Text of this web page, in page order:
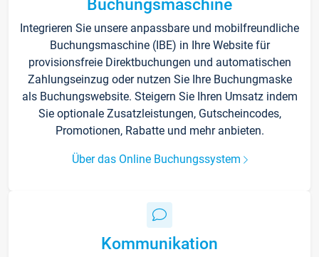
Buchungsmaschine
Integrieren Sie unsere anpassbare und mobilfreundliche
Buchungsmaschine (IBE) in Ihre Website für
provisionsfreie Direktbuchungen und automatischen
Zahlungseinzug oder nutzen Sie Ihre Buchungmaske
als Buchungswebsite. Steigern Sie Ihren Umsatz indem
Sie optionale Zusatzleistungen, Gutscheincodes,
Promotionen, Rabatte und mehr anbieten.
Über das Online Buchungssystem
Kommunikation